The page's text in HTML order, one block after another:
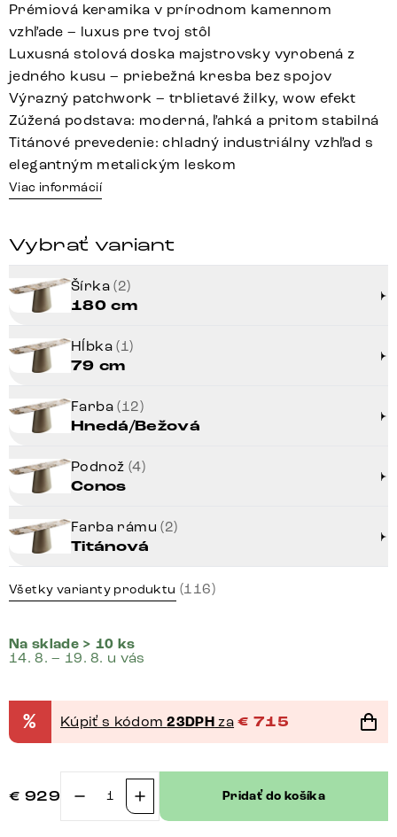
Prémiová keramika v prírodnom kamennom
vzhľade – luxus pre tvoj stôl
Luxusná stolová doska majstrovsky vyrobená z
jedného kusu – priebežná kresba bez spojov
Výrazný patchwork – trblietavé žilky, wow efekt
Zúžená podstava: moderná, ľahká a pritom stabilná
Titánové prevedenie: chladný industriálny vzhľad s
elegantným metalickým leskom
Viac informácií
Vybrať variant
Šírka(2)
180 cm
Hĺbka(1)
79 cm
Farba(12)
Hnedá/Bežová
Podnož (4)
Conos
Farba rámu(2)
Titánová
Všetky varianty produktu (116)
Na sklade > 10 ks
14. 8. – 19. 8. u vás
% Kúpiť s kódom23DPH za € 715
€ 929
množstvo
Pridať do košíka